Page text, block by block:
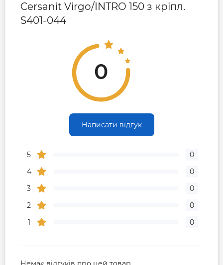
Cersanit Virgo/INTRO 150 з кріпл.
S401-044
0
Написати відгук
5
0
4
0
3
0
2
0
1
0